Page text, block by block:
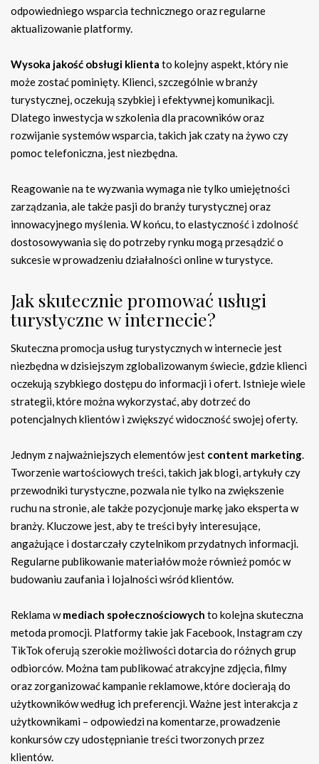
odpowiedniego wsparcia technicznego oraz regularne
aktualizowanie platformy.
Wysoka jakość obsługi klienta to kolejny aspekt, który nie
może zostać pominięty. Klienci, szczególnie w branży
turystycznej, oczekują szybkiej i efektywnej komunikacji.
Dlatego inwestycja w szkolenia dla pracowników oraz
rozwijanie systemów wsparcia, takich jak czaty na żywo czy
pomoc telefoniczna, jest niezbędna.
Reagowanie na te wyzwania wymaga nie tylko umiejętności
zarządzania, ale także pasji do branży turystycznej oraz
innowacyjnego myślenia. W końcu, to elastyczność i zdolność
dostosowywania się do potrzeby rynku mogą przesądzić o
sukcesie w prowadzeniu działalności online w turystyce.
Jak skutecznie promować usługi
turystyczne w internecie?
Skuteczna promocja usług turystycznych w internecie jest
niezbędna w dzisiejszym zglobalizowanym świecie, gdzie klienci
oczekują szybkiego dostępu do informacji i ofert. Istnieje wiele
strategii, które można wykorzystać, aby dotrzeć do
potencjalnych klientów i zwiększyć widoczność swojej oferty.
Jednym z najważniejszych elementów jest content marketing.
Tworzenie wartościowych treści, takich jak blogi, artykuły czy
przewodniki turystyczne, pozwala nie tylko na zwiększenie
ruchu na stronie, ale także pozycjonuje markę jako eksperta w
branży. Kluczowe jest, aby te treści były interesujące,
angażujące i dostarczały czytelnikom przydatnych informacji.
Regularne publikowanie materiałów może również pomóc w
budowaniu zaufania i lojalności wśród klientów.
Reklama wmediach społecznościowych to kolejna skuteczna
metoda promocji. Platformy takie jak Facebook, Instagram czy
TikTok oferują szerokie możliwości dotarcia do różnych grup
odbiorców. Można tam publikować atrakcyjne zdjęcia, filmy
oraz zorganizować kampanie reklamowe, które docierają do
użytkowników według ich preferencji. Ważne jest interakcja z
użytkownikami – odpowiedzi na komentarze, prowadzenie
konkursów czy udostępnianie treści tworzonych przez
klientów.